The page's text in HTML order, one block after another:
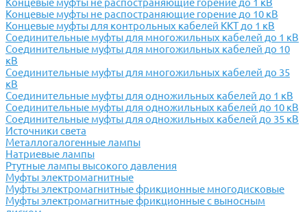
Концевые муфты не распостраняющие горение до 1 кВ
Концевые муфты не распостраняющие горение до 10 кВ
Концевые муфты для контрольных кабелей ККТ до 1 кВ
Соединительные муфты для многожильных кабелей до 1 кВ
Соединительные муфты для многожильных кабелей до 10
кВ
Соединительные муфты для многожильных кабелей до 35
кВ
Соединительные муфты для одножильных кабелей до 1 кВ
Соединительные муфты для одножильных кабелей до 10 кВ
Соединительные муфты для одножильных кабелей до 35 кВ
Источники света
Металлогалогенные лампы
Натриевые лампы
Ртутные лампы высокого давления
Муфты электромагнитные
Муфты электромагнитные фрикционные многодисковые
Муфты электромагнитные фрикционные с выносным